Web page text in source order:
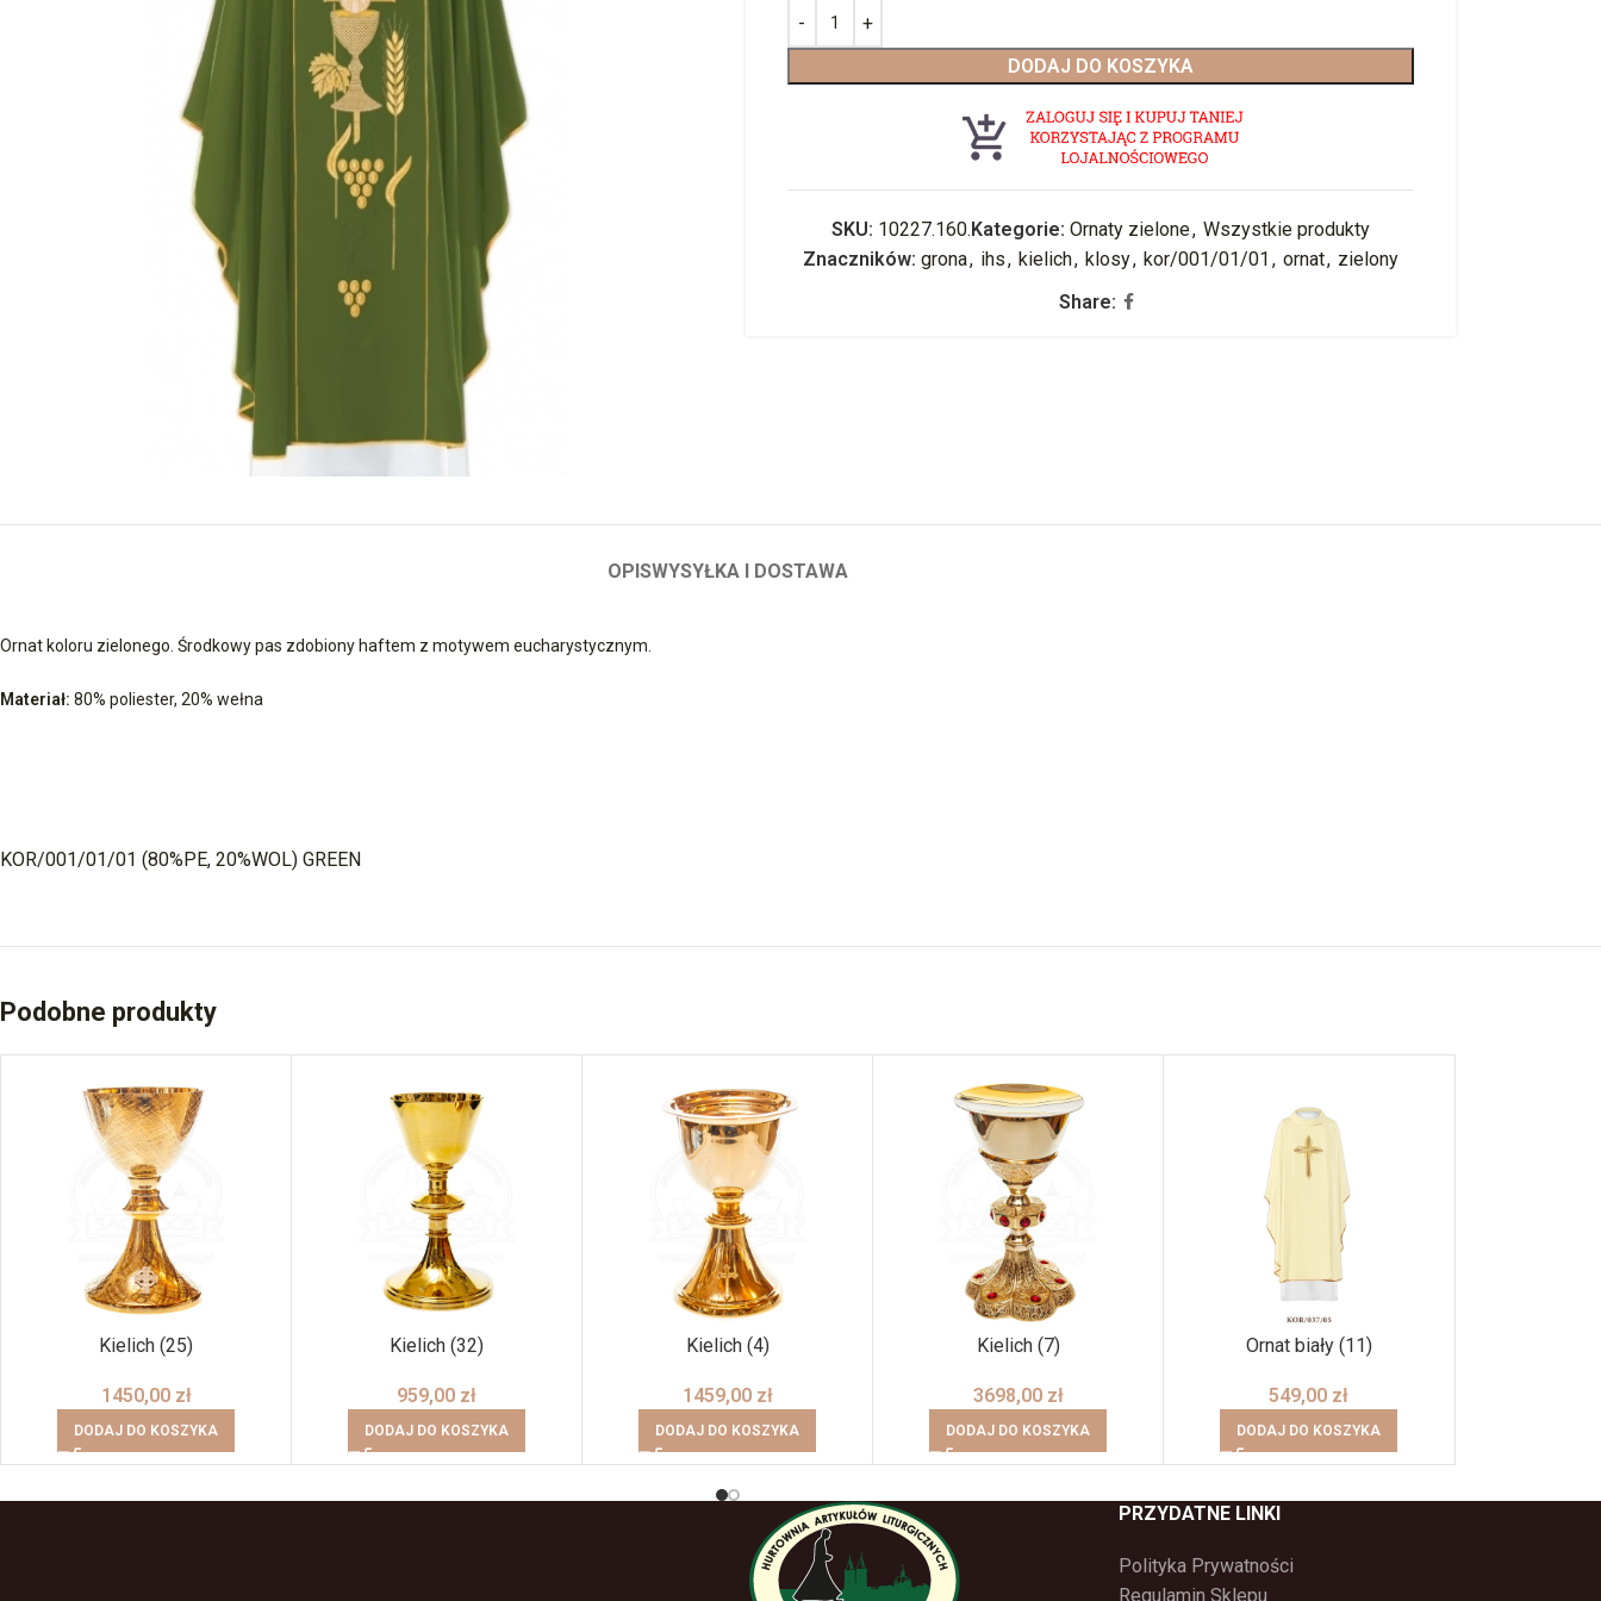
DODAJ DO KOSZYKA
SKU: 10227.160.Kategorie: Ornaty zielone, Wszystkie produkty
Znaczników: grona, ihs, kielich, klosy, kor/001/01/01 , ornat, zielony
Share:
OPISWYSYŁKA I DOSTAWA
Ornat koloru zielonego. Środkowy pas zdobiony haftem z motywem eucharystycznym.
Materiał: 80% poliester, 20% wełna
KOR/001/01/01 (80%PE, 20%WOL) GREEN
Podobne produkty
Kielich (25)
1450,00 zł
DODAJ DO KOSZYKA
Kielich (32)
959,00 zł
DODAJ DO KOSZYKA
Kielich (4)
1459,00 zł
DODAJ DO KOSZYKA
Kielich (7)
3698,00 zł
DODAJ DO KOSZYKA
Ornat biały (11)
549,00 zł
DODAJ DO KOSZYKA
PRZYDATNE LINKI
Polityka Prywatności
Regulamin Sklepu